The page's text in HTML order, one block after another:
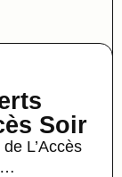
Soir
L’Accès